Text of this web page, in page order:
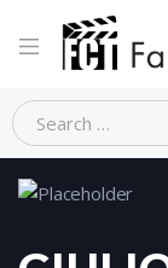
Home Person